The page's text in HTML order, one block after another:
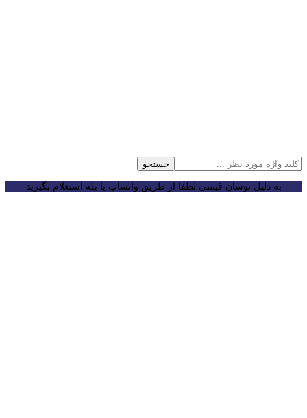
جستجو
به دلیل نوسان قیمتی لطفا از طریق واتساپ یا بله استعلام بگیرید